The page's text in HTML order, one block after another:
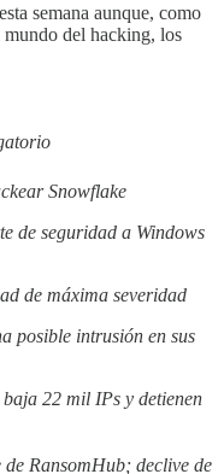
semana aunque, como
mundo del hacking, los
Snowflake
de seguridad a Windows
de máxima severidad
posible intrusión en sus
22 mil IPs y detienen
RansomHub; declive de